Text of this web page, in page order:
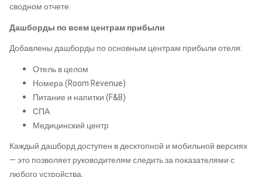
сводном отчете.
Дашборды по всем центрам прибыли
Добавлены дашборды по основным центрам прибыли отеля:
Отель в целом
Номера (Room Revenue)
Питание и напитки (F&B)
СПА
Медицинский центр
Каждый дашборд доступен в десктопной и мобильной версиях
— это позволяет руководителям следить за показателями с
любого устройства.